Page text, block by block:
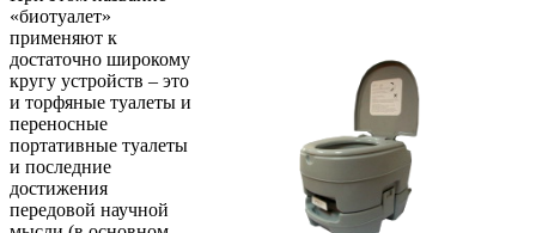
«биотуалет»
применяют к
достаточно широкому
кругу устройств – это
и торфяные туалеты и
переносные
портативные туалеты
и последние
достижения
передовой научной